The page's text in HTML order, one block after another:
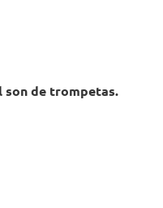
son de trompetas.